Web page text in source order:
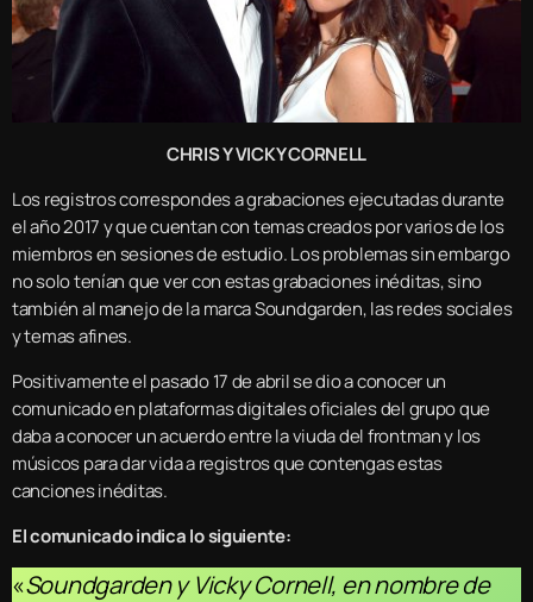
CHRIS Y VICKY CORNELL
Los registros correspondes a grabaciones ejecutadas durante
el año 2017 y que cuentan con temas creados por varios de los
miembros en sesiones de estudio. Los problemas sin embargo
no solo tenían que ver con estas grabaciones inéditas, sino
también al manejo de la marca Soundgarden, las redes sociales
y temas afines.
Positivamente el pasado 17 de abril se dio a conocer un
comunicado en plataformas digitales oficiales del grupo que
daba a conocer un acuerdo entre la viuda del frontman y los
músicos para dar vida a registros que contengas estas
canciones inéditas.
El comunicado indica lo siguiente:
«Soundgarden y Vicky Cornell, en nombre de